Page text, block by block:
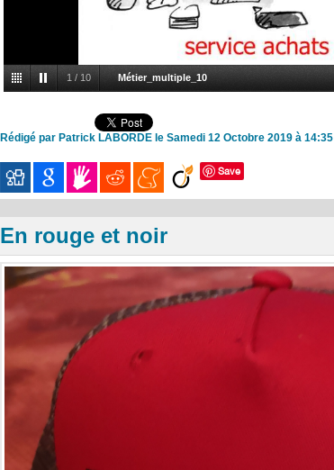
1 / 10 Métier_multiple_10
Rédigé par Patrick LABORDE le Samedi 12 Octobre 2019 à 14:35
Save
En rouge et noir